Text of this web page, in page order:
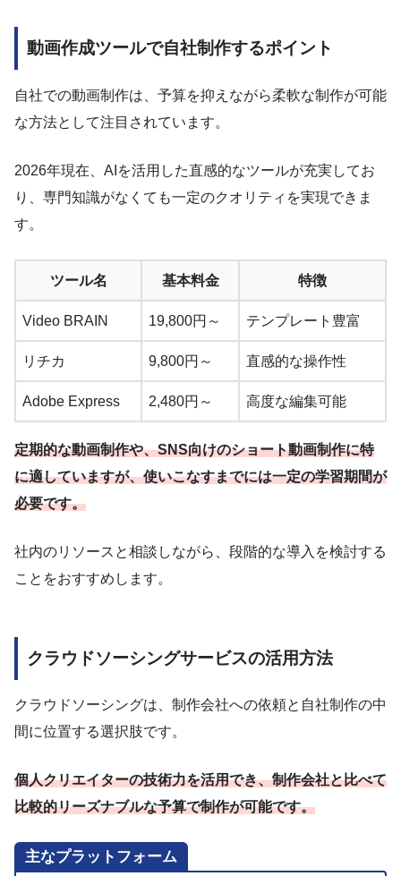
動画作成ツールで自社制作するポイント
自社での動画制作は、予算を抑えながら柔軟な制作が可能
な方法として注目されています。
2026年現在、AIを活用した直感的なツールが充実してお
り、専門知識がなくても一定のクオリティを実現できま
す。
ツール名 基本料金 特徴
Video BRAIN 19,800円～ テンプレート豊富
リチカ 9,800円～ 直感的な操作性
Adobe Express 2,480円～ 高度な編集可能
定期的な動画制作や、SNS向けのショート動画制作に特
に適していますが、使いこなすまでには一定の学習期間が
必要です。
社内のリソースと相談しながら、段階的な導入を検討する
ことをおすすめします。
クラウドソーシングサービスの活用方法
クラウドソーシングは、制作会社への依頼と自社制作の中
間に位置する選択肢です。
個人クリエイターの技術力を活用でき、制作会社と比べて
比較的リーズナブルな予算で制作が可能です。
主なプラットフォーム